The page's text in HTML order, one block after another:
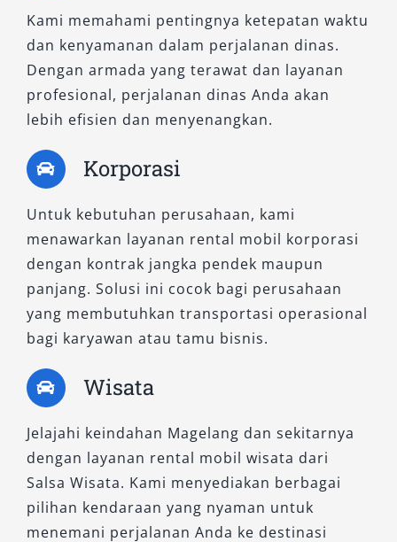
destinasi alam dengan lebih leluasa
Pebisnis:
Mobilitas efisien untuk meeting
dan perjalanan dinas
Keluarga:
Liburan nyaman tanpa repot
transportasi umum
Event & Pernikahan:
Kendaraan elegan
untuk acara spesial
Perusahaan & Institusi:
operasional yang praktis
Kebutuhan Darurat:Solusi cepat saat
membutuhkan kendaraan mendadak
Memilihrental mobil Magelangyang tepat
bukan hanya soal harga, tetapi juga
kenyamanan, keamanan, dan fleksibilitas
layanan. Dengan armada lengkap, fasilitas
modern, serta sistem sewa yang mudah,
solusi transportasi yang andal untuk berbagai
kebutuhan.
Dengan perencanaan yang tepat dan pemilihan
penyedia yang terpercaya, perjalanan Anda di
Kami memahami pentingnya ketepatan waktu
dan kenyamanan dalam perjalanan dinas.
Dengan armada yang terawat dan layanan
profesional, perjalanan dinas Anda akan
lebih efisien dan menyenangkan.
Korporasi
Untuk kebutuhan perusahaan, kami
menawarkan layanan rental mobil korporasi
dengan kontrak jangka pendek maupun
panjang. Solusi ini cocok bagi perusahaan
yang membutuhkan transportasi operasional
bagi karyawan atau tamu bisnis.
Wisata
Jelajahi keindahan Magelang dan sekitarnya
dengan layanan rental mobil wisata dari
Salsa Wisata. Kami menyediakan berbagai
pilihan kendaraan yang nyaman untuk
menemani perjalanan Anda ke destinasi